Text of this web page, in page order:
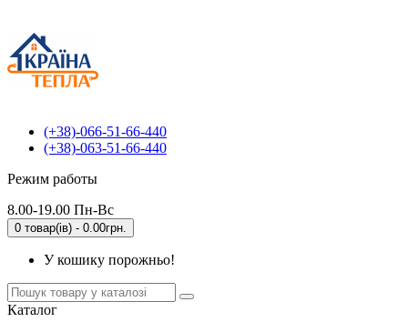
(+38)-066-51-66-440
(+38)-063-51-66-440
Режим работы
8.00-19.00 Пн-Вс
0 товар(ів) - 0.00грн.
У кошику порожньо!
Каталог